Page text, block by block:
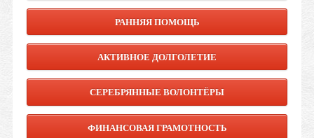
РАННЯЯ ПОМОЩЬ
АКТИВНОЕ ДОЛГОЛЕТИЕ
СЕРЕБРЯННЫЕ ВОЛОНТЁРЫ
ФИНАНСОВАЯ ГРАМОТНОСТЬ